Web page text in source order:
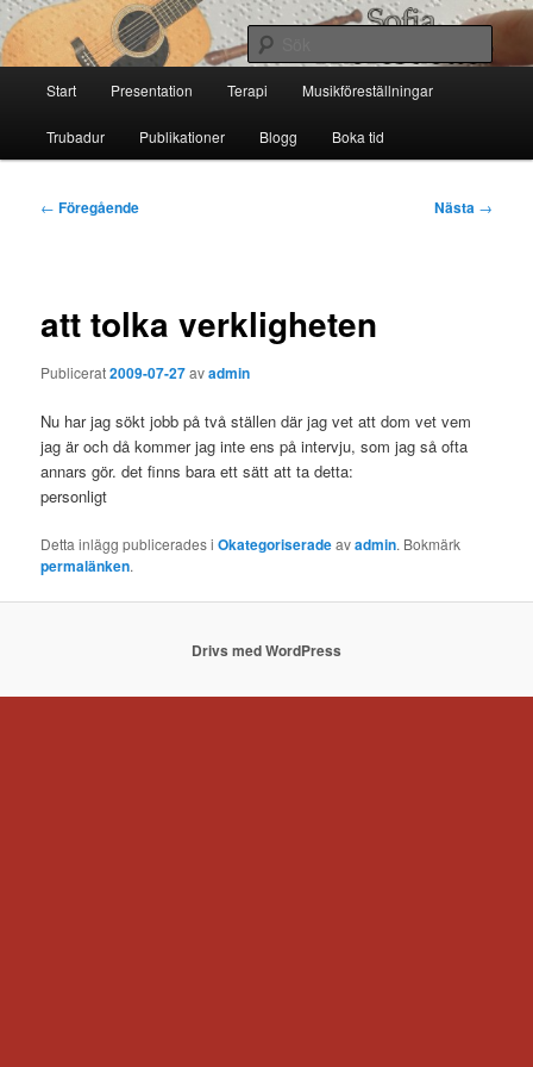
Hoppa
till
primärt
innehållSofia Thoresdotter
Start Presentation Terapi Musikföreställningar
Trubadur Publikationer Blogg Boka tid
Inläggsnavigering
← Föregående Nästa →
att tolka verkligheten
Publicerat2009-07-27avadmin
Nu har jag sökt jobb på två ställen där jag vet att dom vet vem
jag är och då kommer jag inte ens på intervju, som jag så ofta
annars gör. det finns bara ett sätt att ta detta:
personligt
Detta inlägg publicerades iOkategoriseradeavadmin. Bokmärk
permalänken.
Drivs med WordPress